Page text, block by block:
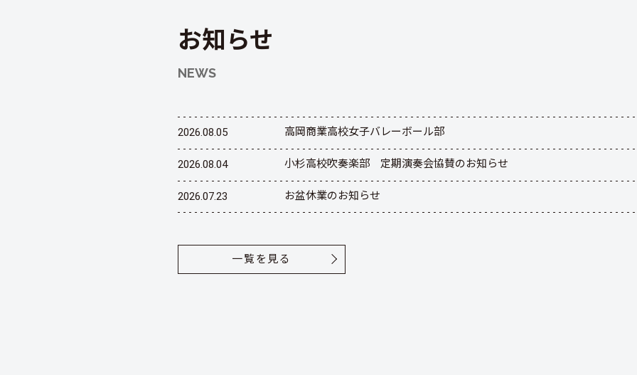
お知らせ
NEWS
2026.08.05 高岡商業高校女子バレーボール部
2026.08.04 小杉高校吹奏楽部 定期演奏会協賛のお知らせ
2026.07.23 お盆休業のお知らせ
一覧を見る